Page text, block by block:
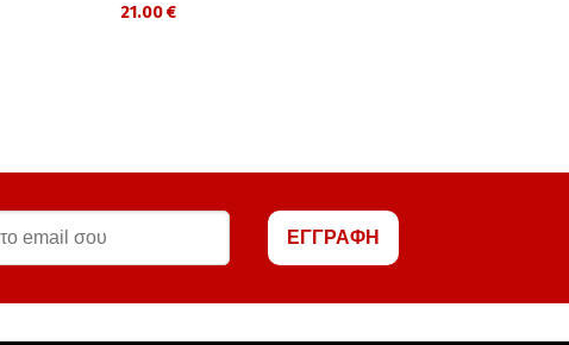
21.00 €
ΕΓΓΡΑΦΗ